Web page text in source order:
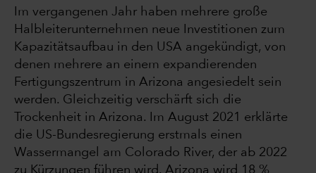
Im vergangenen Jahr haben mehrere große
Halbleiterunternehmen neue Investitionen zum
Kapazitätsaufbau in den USA angekündigt, von
denen mehrere an einem expandierenden
Fertigungszentrum in Arizona angesiedelt sein
werden. Gleichzeitig verschärft sich die
Trockenheit in Arizona. Im August 2021 erklärte
die US-Bundesregierung erstmals einen
Wassermangel am Colorado River, der ab 2022
zu Kürzungen führen wird. Arizona wird 18 %